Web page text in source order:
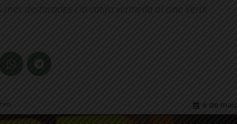
més destacades i la catifa vermella al cine Verdi
6 de